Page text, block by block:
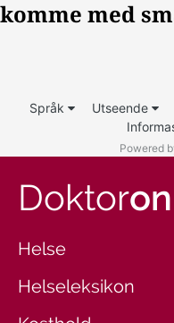
Språk Utseende
Powered
Doktor
Helse
Helseleksikon